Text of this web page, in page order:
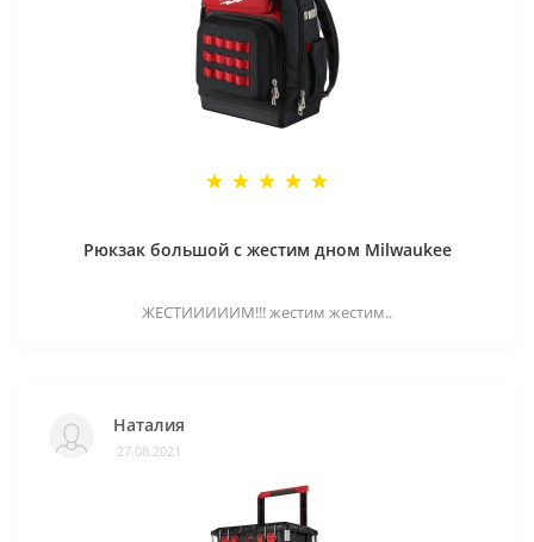
Рюкзак большой с жестим дном Milwaukee
ЖЕСТИИИИИМ!!! жестим жестим..
Наталия
27.08.2021